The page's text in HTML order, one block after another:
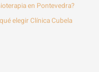
en Pontevedra?
elegir Clínica Cubela